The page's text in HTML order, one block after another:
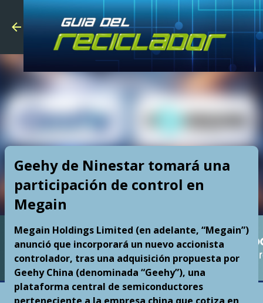
Skip to
Geehy de Ninestar tomará una
participación de control en
Megain
Megain Holdings Limited (en adelante, “Megain”)
anunció que incorporará un nuevo accionista
controlador, tras una adquisición propuesta por
Geehy China (denominada “Geehy”), una
plataforma central de semiconductores